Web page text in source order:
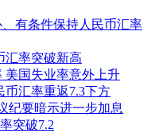
有条件保持人民币汇率
汇率突破新高
美国失业率意外上升
币汇率重返7.3下方
纪要暗示进一步加息
突破7.2